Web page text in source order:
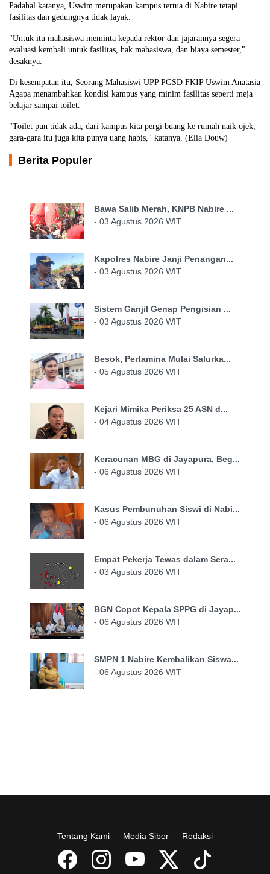
Padahal katanya, Uswim merupakan kampus tertua di Nabire tetapi
fasilitas dan gedungnya tidak layak.
"Untuk itu mahasiswa meminta kepada rektor dan jajarannya segera
evaluasi kembali untuk fasilitas, hak mahasiswa, dan biaya semester,"
desaknya.
Di kesempatan itu, Seorang Mahasiswi UPP PGSD FKIP Uswim Anatasia
Agapa menambahkan kondisi kampus yang minim fasilitas seperti meja
belajar sampai toilet.
"Toilet pun tidak ada, dari kampus kita pergi buang ke rumah naik ojek,
gara-gara itu juga kita punya uang habis," katanya. (Elia Douw)
Berita Populer
Bawa Salib Merah, KNPB Nabire ...
- 03 Agustus 2026 WIT
Kapolres Nabire Janji Penangan...
- 03 Agustus 2026 WIT
Sistem Ganjil Genap Pengisian ...
- 03 Agustus 2026 WIT
Besok, Pertamina Mulai Salurka...
- 05 Agustus 2026 WIT
Kejari Mimika Periksa 25 ASN d...
- 04 Agustus 2026 WIT
Keracunan MBG di Jayapura, Beg...
- 06 Agustus 2026 WIT
Kasus Pembunuhan Siswi di Nabi...
- 06 Agustus 2026 WIT
Empat Pekerja Tewas dalam Sera...
- 03 Agustus 2026 WIT
BGN Copot Kepala SPPG di Jayap...
- 06 Agustus 2026 WIT
SMPN 1 Nabire Kembalikan Siswa...
- 06 Agustus 2026 WIT
Tentang Kami Media Siber Redaksi